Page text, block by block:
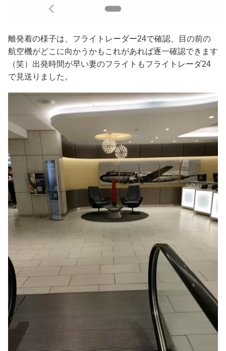
離発着の様子は、フライトレーダー24で確認、目の前の
航空機がどこに向かうかもこれがあれば逐一確認できます
（笑）出発時間が早い妻のフライトもフライトレーダ24
で見送りました。